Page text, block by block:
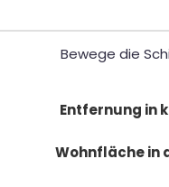
Bewege die
Entfernung in
Wohnfläche in